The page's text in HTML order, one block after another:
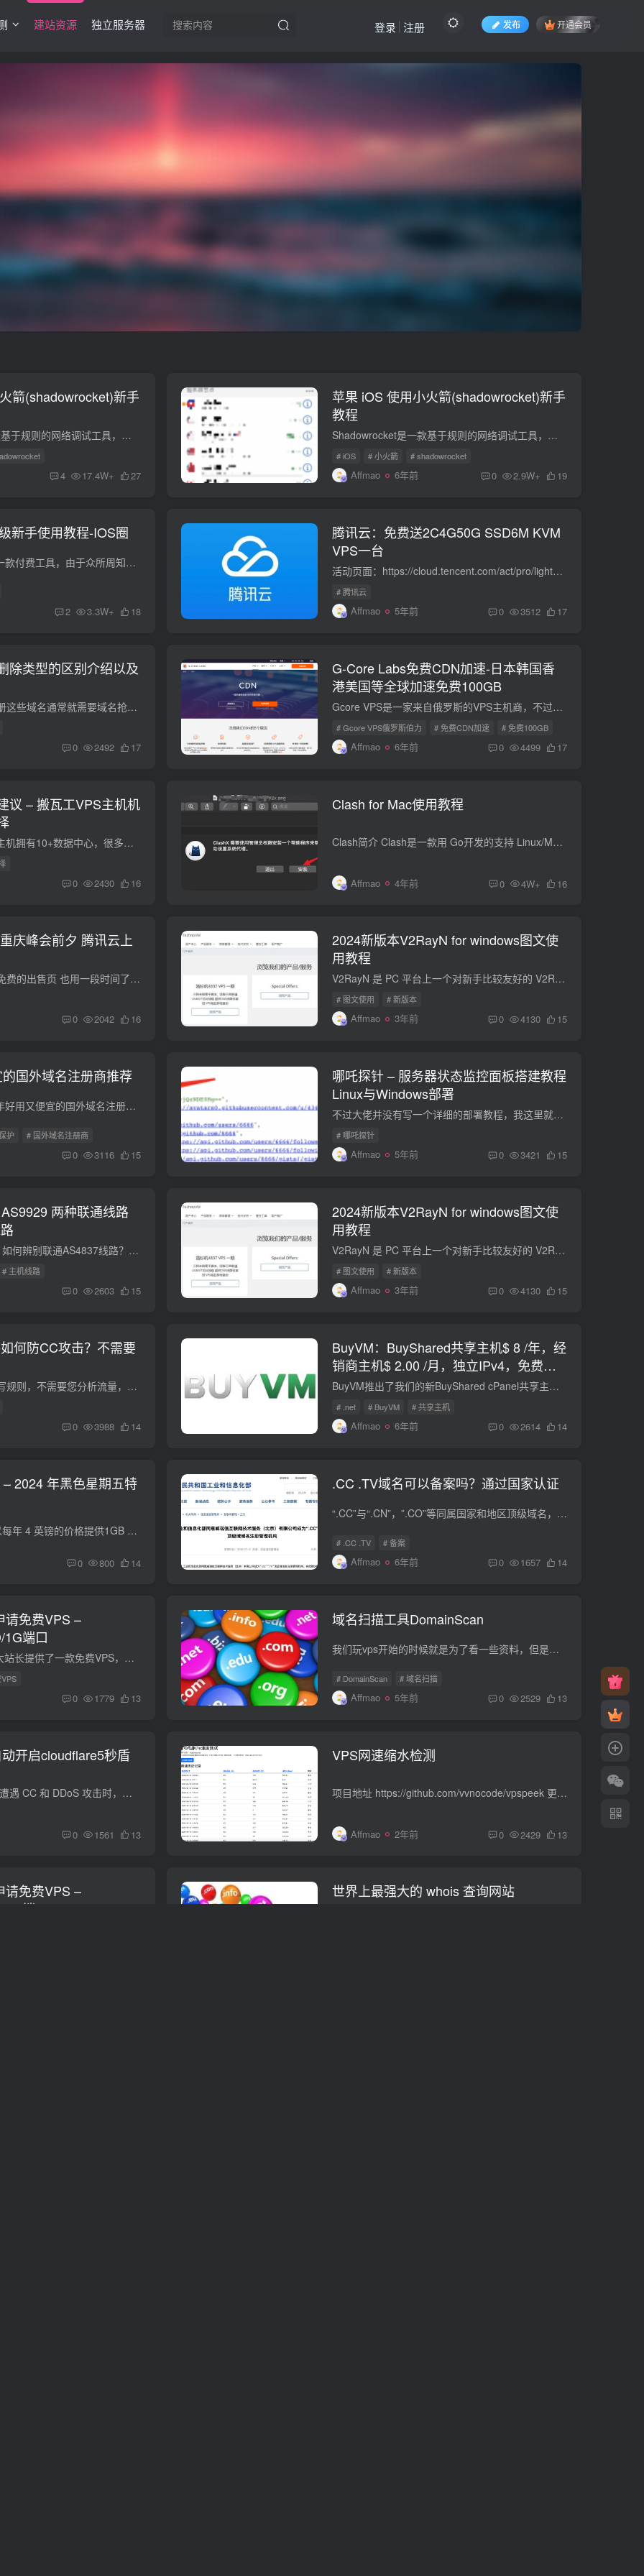
建站资源 独立服务器 发布 开通会员
登录 注册
箭(shadowrocket)新手
Shadowrocket是一款基于规则的网络调试工具，具有性能高和稳定好、使用流畅，功能多样的特点，只占用最少的系统资源，全盘接管所有的连接，根据规则来进行处理，让你无忧无虑。独有的场景模式，...
4 17.4W+ 27
苹果 iOS 使用小火箭(shadowrocket)新手
教程
Shadowrocket是一款基于规则的网络调试工具，具有性能高和稳定好、使用流畅，功能多样的特点，只占用最少的系统资源，全盘接管所有的连接，根据规则来进行处理，让你无忧无虑。独有的场景模式，...
# iOS # 小火箭 # shadowrocket
Affmao 6年前 0 2.9W+ 19
新手使用教程-IOS圈
安装 Quantumult 是一款付费工具，由于众所周知的原因已经在国内 App Store 下架，用户需要自行从美区 App Store 购买。 设置 打开 Quantumult，进入「设置」选项卡，打开「订阅」页面。 需要订...
2 3.3W+ 18
腾讯云：免费送2C4G50G SSD6M KVM
VPS一台
活动页面：https://cloud.tencent.com/act/pro/lighthousethankyou “腾讯云官网已注册且完成实名认证的国内站用户（协作者与子用户账号除外），且符合以下活动条件： 1）2021.9.5 00:00 账号内...
# 腾讯云
Affmao 5年前 0 3512 17
除类型的区别介绍以及
想更大概率的成功注册这些域名通常就需要域名抢注服务，在了解域名抢注时，发现聚名网对于每一个即将删除的域名都有一个删除类型，包括Delete、Pre、Sna-Pre、JM-Pre、Xw-Pre、Name-Pre、Netcn-...
0 2492 17
G-Core Labs免费CDN加速-日本韩国香
港美国等全球加速免费100GB
Gcore VPS是一家来自俄罗斯的VPS主机商，不过自身的业务已经不局限于主机服务，同时他们还提供了CDN加速、云存储以及SSL证书服务。Gcorelabs CDN在全球有三十以上个节点，而亚太的CDN加速节点比...
# Gcore VPS俄罗斯伯力 # 免费CDN加速 # 免费100GB
Affmao 6年前 0 4499 17
议 – 搬瓦工VPS主机机
我们知道搬瓦工VPS主机拥有10+数据中心，很多网友都不知道如何选择。经常会有问到搬瓦工机房如何选择？搬瓦工哪个机房速度好等这些问题。在搬瓦工VPS主机众多的套餐中，我们知道有五类套餐可以...
0 2430 16
Clash for Mac使用教程
Clash简介 Clash是一款用 Go开发的支持 Linux/MacOS/Windows等多平台的代理工具，支持 ss/v2ray/snell（不支持 ssr），支持规则分流（类似于 Surge 的配置） Clash软件下载 MAC版本 下载 Clash-...
Affmao 4年前 0 4W+ 16
庆峰会前夕 腾讯云上
腾讯云前阵子上线了免费的出售页 也用一段时间了 但是不太好用带广告 还是自己的好 其实很早就提议腾讯云域名出售页的广告不如直接可以设置腾讯云推广广告那更好 让闲置域名的流量直接更方便的...
0 2042 16
2024新版本V2RayN for windows图文使
用教程
V2RayN 是 PC 平台上一个对新手比较友好的 V2Ray Windows 客户端。写个简单的 最新版V2RayN 使用教程帮助新手 以下为最新界面版本教程，如果查看老版本界面请点击查看 1，打开软件进行操作...
# 图文使用 # 新版本
Affmao 3年前 0 4130 15
国外域名注册商推荐
整理汇总一下 2020 年好用又便宜的国外域名注册商。国外域名注册商的优势主要是：价格实在，管理方便，转出自由，没有实名制限制（.cn 域名不管在哪里注册都需要实名制），所以很多人都会选择国...
护 # 国外域名注册商
0 3116 15
哪吒探针 – 服务器状态监控面板搭建教程
Linux与Windows部署
不过大佬并没有写一个详细的部署教程，我这里就从头到尾记录一下，包括linux部署面板、添加服务器、配置SSL、套CDN，以及Windouw客户端部署。 项目地址：https://github.com/naiba/nezha 准备工...
# 哪吒探针
Affmao 5年前 0 3421 15
两种联通线路
什么是联通AS4837？如何辨别联通AS4837线路？ 大部分联通用户所能接触到的联通网络分为普通民用网（AS4837）和A网（AS9929），回国与出国大多会经过 北京/上海/广州 回国，出口宽带等级分为 AS4...
# 主机线路
0 2603 15
2024新版本V2RayN for windows图文使
用教程
V2RayN 是 PC 平台上一个对新手比较友好的 V2Ray Windows 客户端。写个简单的 最新版V2RayN 使用教程帮助新手 以下为最新界面版本教程，如果查看老版本界面请点击查看 1，打开软件进行操作...
# 图文使用 # 新版本
Affmao 3年前 0 4130 15
何防CC攻击？不需要
以下操作不需要您会写规则，不需要您分析流量，小白式的操作，随便点点鼠标就行了。非常简单！哪怕超过千万/亿次攻击，1H1G也防得住，网站不会挂，收录不会掉，API也不会影响！ 确定您的网站被C...
0 3988 14
BuyVM：BuyShared共享主机$ 8 /年，经
销商主机$ 2.00 /月，独立IPv4，免费
SSL证书
BuyVM推出了我们的新BuyShared cPanel共享主机。所有BuyShared计划都托管在高级硬件上。一个双六核L5639盒，具有72GB的RAM，以及8个1TB SSD驱动器，位于固态RAID 10中。 共享主机功能 基于cPan...
# .net # BuyVM # 共享主机
Affmao 6年前 0 2614 14
2024 年黑色星期五特
2022 年，我们尝试以每年 4 英镑的价格提供1GB 存储空间和10 个域名。但如今只有3 个帐户仍处于活跃状态——一个在切换到 MXroute 的更好交易后等待取消，另外 10 个呢？已取消或从未激活。我猜...
0 800 14
.CC .TV域名可以备案吗？通过国家认证
“.CC”与“.CN”，”.CO”等同属国家和地区顶级域名，国外知名企业Google就有注册“.CC”域名，并投入使用。只不过此前“.CC”尚未获得工信部域名注册管理机构资质审批，因此“.CC”域名无法在...
# .CC .TV # 备案
Affmao 6年前 0 1657 14
免费VPS –
端口
Evolution Host 为广大站长提供了一款免费VPS，无需信用卡，也不需要注册，只需要简单发送一封包含自己网站地址的申请邮件，Evolution Host需要评估之后会给你开通一台永久免费的vps。 我已经...
0 1779 13
域名扫描工具DomainScan
我们玩vps开始的时候就是为了看一些资料，但是，后来就往横向发展了，也就是想自己打一个网站，搭建网站的先决条件就是要注册一个好域名。但是，一个一个的去找域名很麻烦，这里就介绍一个域名...
# DomainScan # 域名扫描
Affmao 5年前 0 2529 13
开启cloudflare5秒盾
简介 如果我们的网站遭遇 CC 和 DDoS 攻击时，我们可以用这个方法来简单的防御。可以根据系统的负载状态通过CloudflareAPI实现自动开启5秒盾。 宝塔安装 Linux下宝塔虚拟主机管理面板开心版（Ce...
0 1561 13
VPS网速缩水检测
项目地址 https://github.com/vvnocode/vpspeek 更新记录 2024.9.19 增加自动更新，见41楼。 功能介绍 可以自动执行测速，也可以手动执行。 可以配置在一个时间范围内随机选择下次执行时间，这...
Affmao 2年前 0 2429 13
免费VPS –
端口
世界上最强大的 whois 查询网站